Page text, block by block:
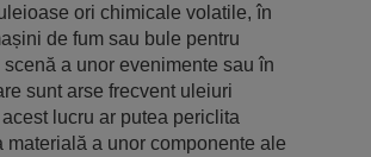
ori chimicale volatile, în
de fum sau bule pentru
a unor evenimente sau în
sunt arse frecvent uleiuri
lucru ar putea periclita
materială a unor componente ale